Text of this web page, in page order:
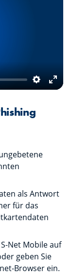
Settings
als Antwort
für das
Net Mobile auf
geben Sie
Browser ein.